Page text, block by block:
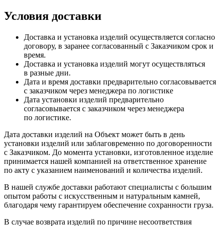
Условия доставки
Доставка и установка изделий осуществляется согласно
договору, в заранее согласованный с Заказчиком срок и
время.
Доставка и установка изделий могут осуществляться
в разные дни.
Дата и время доставки предварительно согласовывается
с заказчиком через менеджера по логистике
Дата установки изделий предварительно
согласовывается с заказчиком через менеджера
по логистике.
Дата доставки изделий на Объект может быть в день
установки изделий или заблаговременно по договоренности
с Заказчиком. До момента установки, изготовленное изделие
принимается нашей компанией на ответственное хранение
по акту с указанием наименований и количества изделий.
В нашей службе доставки работают специалисты с большим
опытом работы с искусственным и натуральным камней,
благодаря чему гарантируем обеспечение сохранности груза.
В случае возврата изделий по причине несоответствия